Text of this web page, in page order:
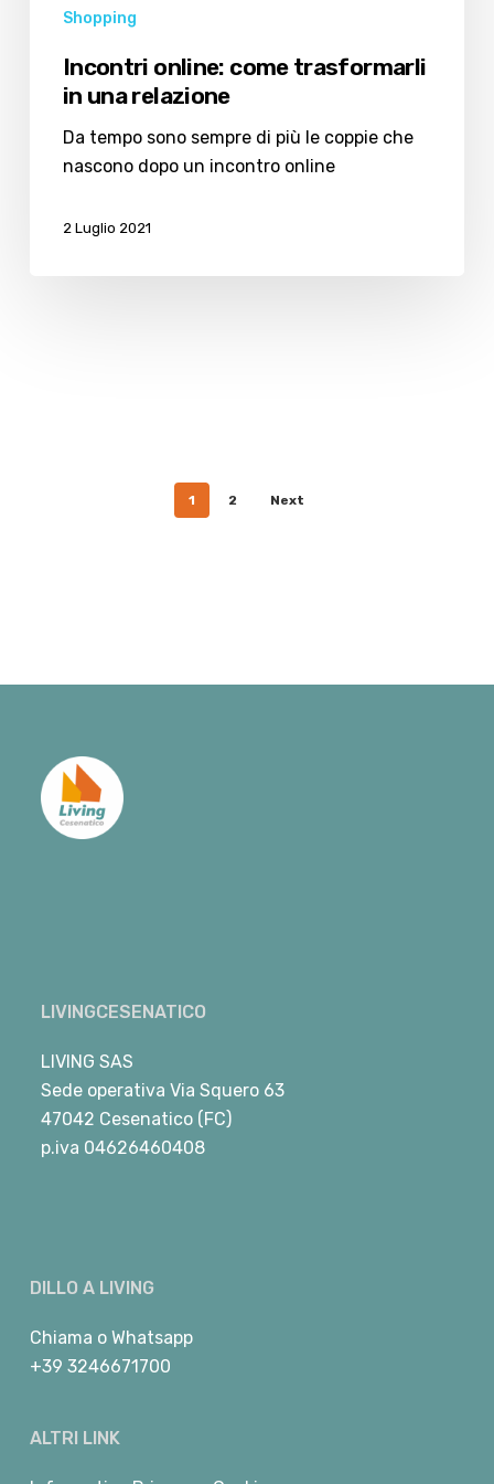
Shopping
Incontri online: come trasformarli
in una relazione
Da tempo sono sempre di più le coppie che
nascono dopo un incontro online
2 Luglio 2021
1 2 Next
LIVINGCESENATICO
LIVING SAS
Sede operativa Via Squero 63
47042 Cesenatico (FC)
p.iva 04626460408
DILLO A LIVING
Chiama o Whatsapp
+39 3246671700
ALTRI LINK